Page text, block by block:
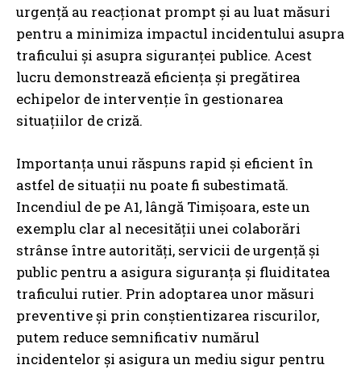
urgență au reacționat prompt și au luat măsuri
pentru a minimiza impactul incidentului asupra
traficului și asupra siguranței publice. Acest
lucru demonstrează eficiența și pregătirea
echipelor de intervenție în gestionarea
situațiilor de criză.
Importanța unui răspuns rapid și eficient în
astfel de situații nu poate fi subestimată.
Incendiul de pe A1, lângă Timișoara, este un
exemplu clar al necesității unei colaborări
strânse între autorități, servicii de urgență și
public pentru a asigura siguranța și fluiditatea
traficului rutier. Prin adoptarea unor măsuri
preventive și prin conștientizarea riscurilor,
putem reduce semnificativ numărul
incidentelor și asigura un mediu sigur pentru